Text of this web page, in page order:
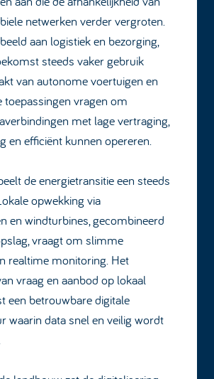
netwerken verder vergroten.
aan logistiek en bezorging,
steeds vaker gebruik
van autonome voertuigen en
toepassingen vragen om
met lage vertraging,
en efficiënt kunnen opereren.
de energietransitie een steeds
opwekking via
en windturbines, gecombineerd
vraagt om slimme
realtime monitoring. Het
vraag en aanbod op lokaal
een betrouwbare digitale
waarin data snel en veilig wordt